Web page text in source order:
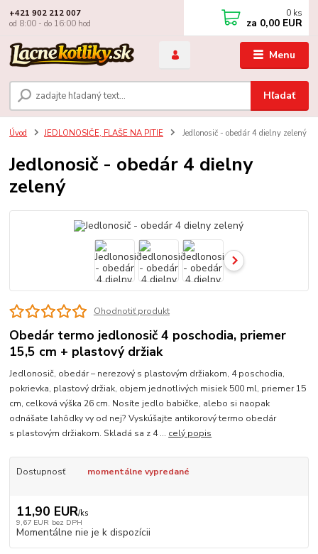
Menu
Hľadať
+421 902 212 007
od 8:00 - do 16:00 hod
0 ks
za 0,00 EUR
Úvod JEDLONOSIČE, FLAŠE NA PITIE Jedlonosič - obedár 4 dielny zelený
Jedlonosič - obedár 4 dielny
zelený
Ohodnotiť produkt
Obedár termo jedlonosič 4 poschodia, priemer
15,5 cm + plastový držiak
Jedlonosič, obedár – nerezový s plastovým držiakom, 4 poschodia,
pokrievka, plastový držiak, objem jednotlivých misiek 500 ml, priemer 15
cm, celková výška 26 cm. Nosíte jedlo babičke, alebo si naopak
odnášate lahôdky vy od nej? Vyskúšajte antikorový termo obedár
s plastovým držiakom. Skladá sa z 4 ... celý popis
Dostupnosť momentálne vypredané
11,90 EUR/ks
9,67 EUR bez DPH
Momentálne nie je k dispozícii